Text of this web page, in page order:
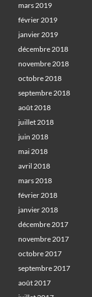
mars 2019
février 2019
janvier 2019
décembre 2018
novembre 2018
octobre 2018
septembre 2018
août 2018
juillet 2018
juin 2018
mai 2018
avril 2018
mars 2018
février 2018
janvier 2018
décembre 2017
novembre 2017
octobre 2017
septembre 2017
août 2017